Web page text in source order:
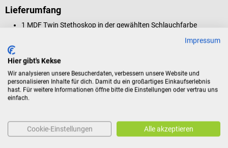
Lieferumfang
1 MDF Twin Stethoskop in der gewählten Schlauchfarbe
1 Kälteschutzring
1 Namensschild
Bewertungen
Impressum
Hier gibt's Kekse
Wir analysieren unsere Besucherdaten, verbessern unsere Website und
personalisieren Inhalte für dich. Damit du ein großartiges Einkaufserlebnis
hast. Für weitere Informationen öffne bitte die Einstellungen oder vertrau uns
einfach.
Cookie-Einstellungen Alle akzeptieren